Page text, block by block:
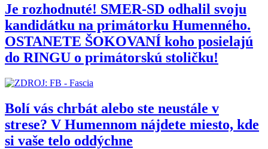
Je rozhodnuté! SMER-SD odhalil svoju
kandidátku na primátorku Humenného.
OSTANETE ŠOKOVANÍ koho posielajú
do RINGU o primátorskú stoličku!
Bolí vás chrbát alebo ste neustále v
strese? V Humennom nájdete miesto, kde
si vaše telo oddýchne